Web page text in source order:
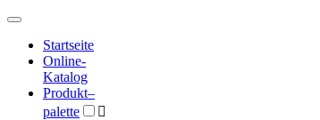
Hauptmenü
Hauptmenü
Startseite
Online-
Katalog
Produkt–
palette
